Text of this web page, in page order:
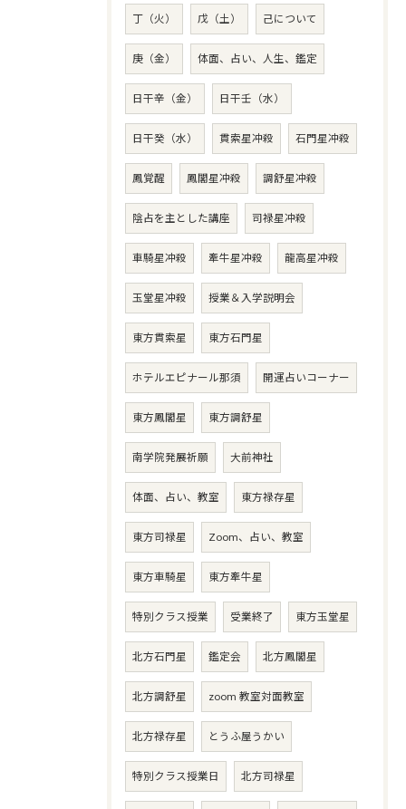
丁（火） 戊（土） 己について
庚（金） 体面、占い、人生、鑑定
日干辛（金） 日干壬（水）
日干癸（水） 貫索星冲殺 石門星冲殺
鳳覚醒 鳳閣星冲殺 調舒星冲殺
陰占を主とした講座 司禄星冲殺
車騎星冲殺 牽牛星冲殺 龍高星冲殺
玉堂星冲殺 授業＆入学説明会
東方貫索星 東方石門星
ホテルエピナール那須 開運占いコーナー
東方鳳閣星 東方調舒星
南学院発展祈願 大前神社
体面、占い、教室 東方禄存星
東方司禄星 Zoom、占い、教室
東方車騎星 東方牽牛星
特別クラス授業 受業終了 東方玉堂星
北方石門星 鑑定会 北方鳳閣星
北方調舒星 zoom 教室対面教室
北方禄存星 とうふ屋うかい
特別クラス授業日 北方司禄星